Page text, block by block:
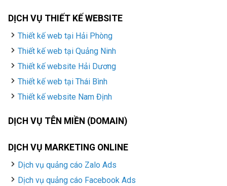
DỊCH VỤ THIẾT KẾ WEBSITE
Thiết kế web tại Hải Phòng
Thiết kế web tại Quảng Ninh
Thiết kế website Hải Dương
Thiết kế web tại Thái Bình
Thiết kế website Nam Định
DỊCH VỤ TÊN MIỀN (DOMAIN)
DỊCH VỤ MARKETING ONLINE
Dịch vụ quảng cáo Zalo Ads
Dịch vụ quảng cáo Facebook Ads